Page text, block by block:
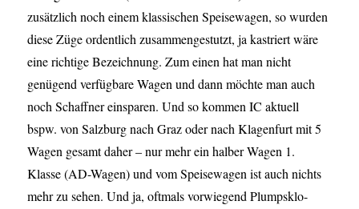
zusätzlich noch einem klassischen Speisewagen, so wurden
diese Züge ordentlich zusammengestutzt, ja kastriert wäre
eine richtige Bezeichnung. Zum einen hat man nicht
genügend verfügbare Wagen und dann möchte man auch
noch Schaffner einsparen. Und so kommen IC aktuell
bspw. von Salzburg nach Graz oder nach Klagenfurt mit 5
Wagen gesamt daher – nur mehr ein halber Wagen 1.
Klasse (AD-Wagen) und vom Speisewagen ist auch nichts
mehr zu sehen. Und ja, oftmals vorwiegend Plumpsklo-